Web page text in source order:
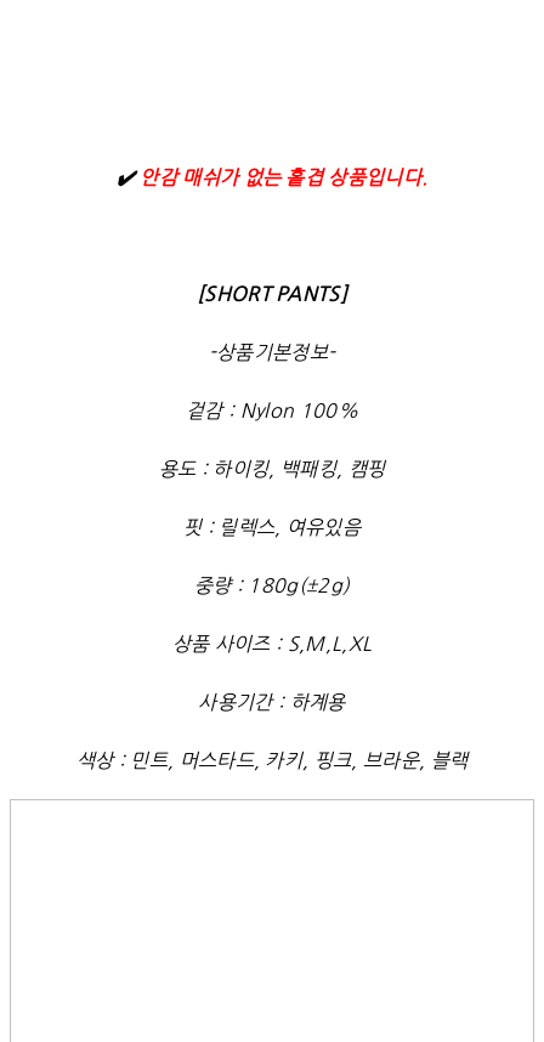
✔️ 안감 매쉬가 없는 홑겹 상품입니다.
[SHORT PANTS]
-상품기본정보-
겉감 : Nylon 100%
용도 : 하이킹, 백패킹, 캠핑
핏 : 릴렉스, 여유있음
중량 : 180g(±2g)
상품 사이즈 : S,M,L,XL
사용기간 : 하계용
색상 : 민트, 머스타드, 카키, 핑크, 브라운, 블랙